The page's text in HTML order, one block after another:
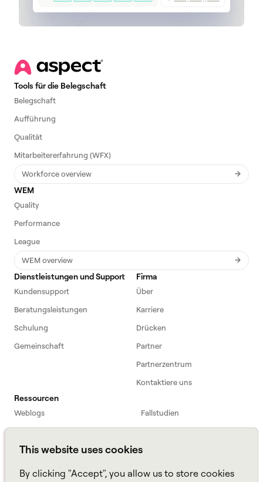
This website uses cookies
By clicking "Accept", you allow us to store cookies
Tools für die Belegschaft
Belegschaft
Aufführung
Qualität
Mitarbeitererfahrung (WFX)
Workforce overview
WEM
Quality
Performance
League
WEM overview
Dienstleistungen und Support
Kundensupport
Beratungsleistungen
Schulung
Gemeinschaft
Firma
Über
Karriere
Drücken
Partner
Partnerzentrum
Kontaktiere uns
Ressourcen
Weblogs
Fallstudien
Einführung in die Belegschaft
Webinare
Webinars
Podcast